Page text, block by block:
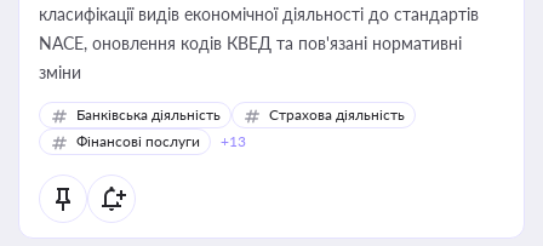
класифікації видів економічної діяльності до стандартів
NACE, оновлення кодів КВЕД та пов'язані нормативні
зміни
Банківська діяльність
Страхова діяльність
Фінансові послуги
+13